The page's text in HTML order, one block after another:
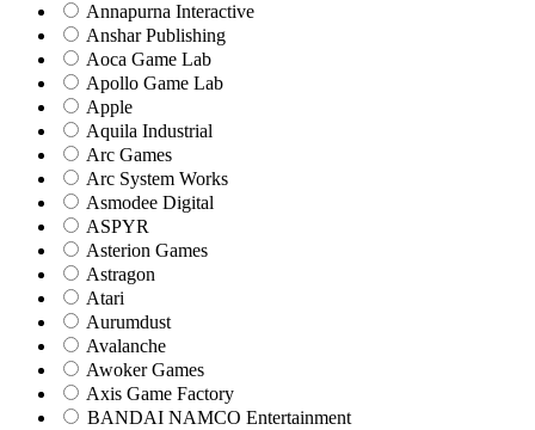
Annapurna Interactive
Anshar Publishing
Aoca Game Lab
Apollo Game Lab
Apple
Aquila Industrial
Arc Games
Arc System Works
Asmodee Digital
ASPYR
Asterion Games
Astragon
Atari
Aurumdust
Avalanche
Awoker Games
Axis Game Factory
BANDAI NAMCO Entertainment